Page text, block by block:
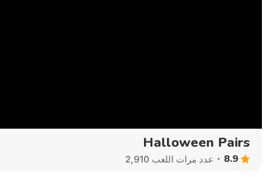
Halloween Pairs
8.9 عدد مرات اللعب 2,910